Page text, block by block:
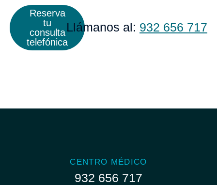
Reserva
tu
consulta
telefónica
Llámanos al: 932 656 717
CENTRO MÉDICO
932 656 717